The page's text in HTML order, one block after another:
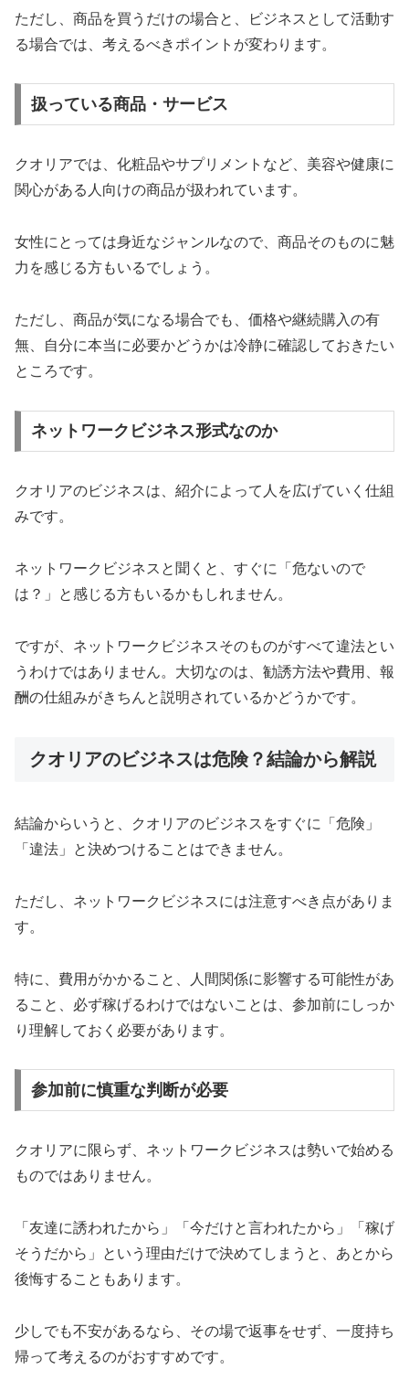
ただし、商品を買うだけの場合と、ビジネスとして活動す
る場合では、考えるべきポイントが変わります。
扱っている商品・サービス
クオリアでは、化粧品やサプリメントなど、美容や健康に
関心がある人向けの商品が扱われています。
女性にとっては身近なジャンルなので、商品そのものに魅
力を感じる方もいるでしょう。
ただし、商品が気になる場合でも、価格や継続購入の有
無、自分に本当に必要かどうかは冷静に確認しておきたい
ところです。
ネットワークビジネス形式なのか
クオリアのビジネスは、紹介によって人を広げていく仕組
みです。
ネットワークビジネスと聞くと、すぐに「危ないので
は？」と感じる方もいるかもしれません。
ですが、ネットワークビジネスそのものがすべて違法とい
うわけではありません。大切なのは、勧誘方法や費用、報
酬の仕組みがきちんと説明されているかどうかです。
クオリアのビジネスは危険？結論から解説
結論からいうと、クオリアのビジネスをすぐに「危険」
「違法」と決めつけることはできません。
ただし、ネットワークビジネスには注意すべき点がありま
す。
特に、費用がかかること、人間関係に影響する可能性があ
ること、必ず稼げるわけではないことは、参加前にしっか
り理解しておく必要があります。
参加前に慎重な判断が必要
クオリアに限らず、ネットワークビジネスは勢いで始める
ものではありません。
「友達に誘われたから」「今だけと言われたから」「稼げ
そうだから」という理由だけで決めてしまうと、あとから
後悔することもあります。
少しでも不安があるなら、その場で返事をせず、一度持ち
帰って考えるのがおすすめです。